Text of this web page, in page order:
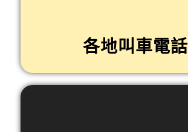
各地叫車電話